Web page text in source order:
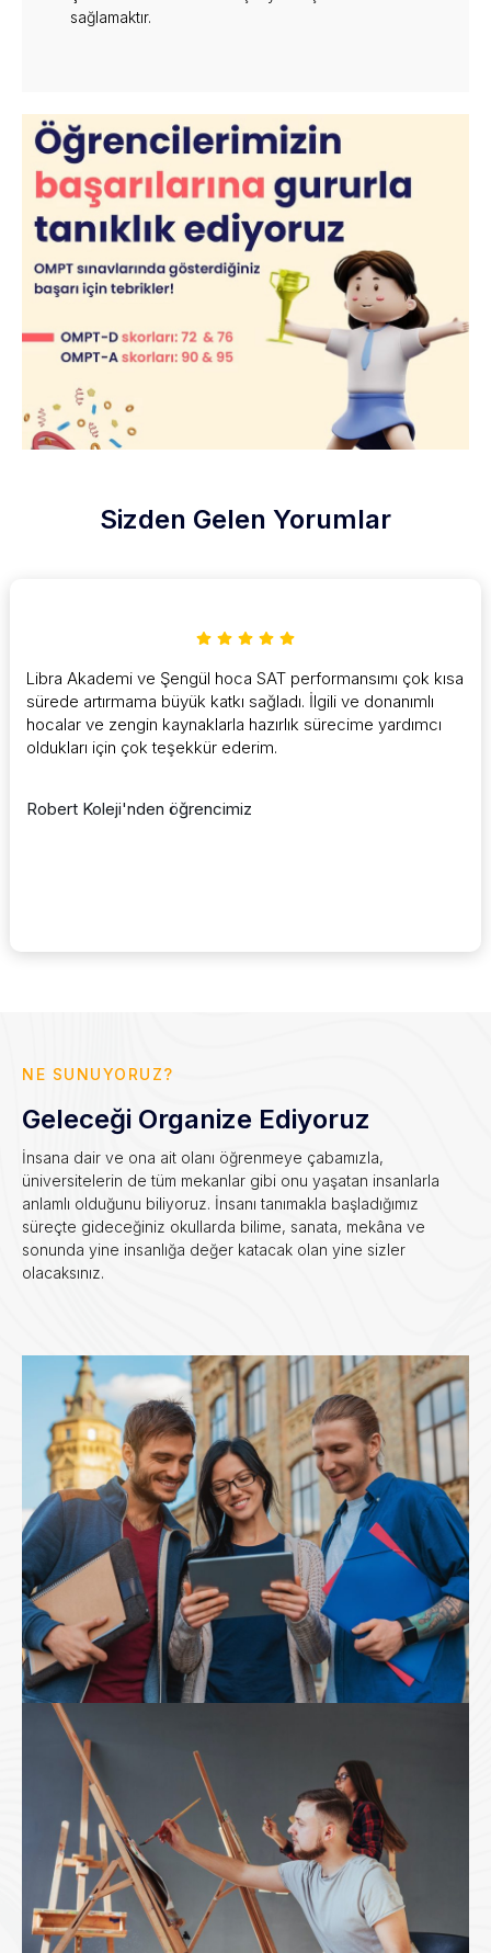
sağlamaktır.
Sizden Gelen Yorumlar
Libra Akademi ve Şengül hoca SAT performansımı çok kısa
sürede artırmama büyük katkı sağladı. İlgili ve donanımlı
hocalar ve zengin kaynaklarla hazırlık sürecime yardımcı
oldukları için çok teşekkür ederim.
Robert Koleji'nden öğrencimiz
NE SUNUYORUZ?
Geleceği Organize Ediyoruz
İnsana dair ve ona ait olanı öğrenmeye çabamızla,
üniversitelerin de tüm mekanlar gibi onu yaşatan insanlarla
anlamlı olduğunu biliyoruz. İnsanı tanımakla başladığımız
süreçte gideceğiniz okullarda bilime, sanata, mekâna ve
sonunda yine insanlığa değer katacak olan yine sizler
olacaksınız.